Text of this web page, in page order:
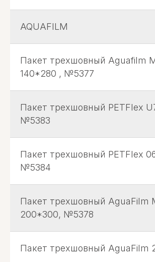
AQUAFILM
Пакет трехшовный Aguafilm
140*280 , №5377
Пакет трехшовный PETFlex
№5383
Пакет трехшовный PETFlex
№5384
Пакет трехшовный AguaFilm
200*300, №5378
Пакет трехшовный AguaFilm